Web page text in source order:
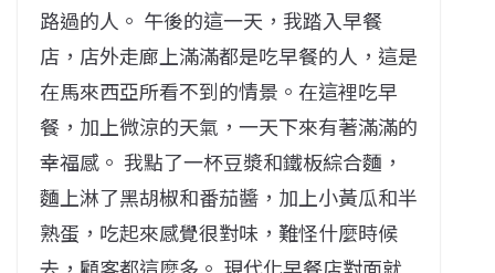
路過的人。 午後的這一天，我踏入早餐
店，店外走廊上滿滿都是吃早餐的人，這是
在馬來西亞所看不到的情景。在這裡吃早
餐，加上微涼的天氣，一天下來有著滿滿的
幸福感。 我點了一杯豆漿和鐵板綜合麵，
麵上淋了黑胡椒和番茄醬，加上小黃瓜和半
熟蛋，吃起來感覺很對味，難怪什麼時候